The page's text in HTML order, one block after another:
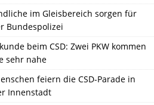
im Gleisbereich sorgen für
Bundespolizei
beim CSD: Zwei PKW kommen
sehr nahe
feiern die CSD-Parade in
Innenstadt